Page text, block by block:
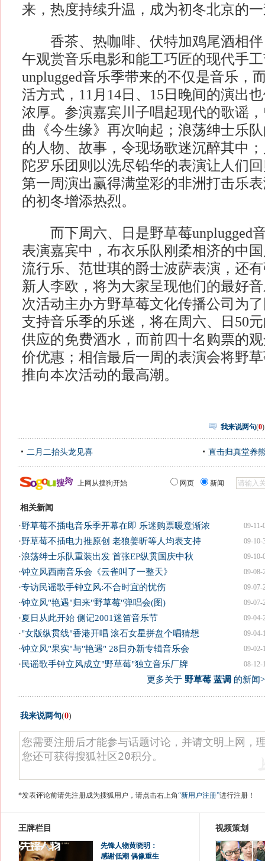
来，热度持续升温，成为初冬北京的
香茶、热咖啡、伏特加鸡尾酒相伴
午观赏音乐电影和能工巧匠的现代手
unplugged音乐季带来的不仅是音乐，
活方式，11月14日、15日晚间的演出
浓厚。参演嘉宾川子唱起现代的歌谣
曲《今生缘》再次响起；浪荡绅士乐
的人物、故事，令现场歌迷沉醉其中
陀罗乐团则以洗尽铅华的表演让人们
第一周演出赢得满堂彩的非洲打击乐
的初冬增添热烈。
而下周六、日是野草莓unplugged
表演嘉宾中，布衣乐队刚柔相济的中
流行乐、范世琪的爵士波萨表演，还
新人李欧，将为大家呈现他们的最好
次活动主办方野草莓文化传播公司为
支持音乐季的乐迷，将在周六、日50
供应的免费酒水，而前四十名购票的
价优惠；相信最后一周的表演会将野草
推向本次活动的最高潮。
我来说两句(0)
二月二抬头龙见喜 直击归真堂养
上网从搜狗开始 网页 新闻
相关新闻
09-11-
·野草莓不插电音乐季开幕在即 乐迷购票暖意渐浓
09-10-
·野草莓不插电力推原创 老狼姜昕等人均表支持
09-10-
·浪荡绅士乐队重装出发 首张EP纵贯国庆中秋
09-08-
·钟立风西南音乐会《云雀叫了一整天》
09-07-
·专访民谣歌手钟立风:不合时宜的忧伤
09-07-
·钟立风"艳遇"归来"野草莓"弹唱会(图)
09-04-
·夏日从此开始 侧记2001迷笛音乐节
09-04-
·"女版纵贯线"香港开唱 滚石女星拼盘个唱猜想
09-02-
·钟立风"果实"与"艳遇" 28日办新专辑音乐会
08-12-
·民谣歌手钟立风成立"野草莓"独立音乐厂牌
更多关于 野草莓 蓝调 的新闻
我来说两句(0)
*发表评论前请先注册成为搜狐用户，请点击右上角“新用户注册”进行注册！
王牌栏目
先锋人物黄晓明：
感谢低潮 偶像重生
视频策划